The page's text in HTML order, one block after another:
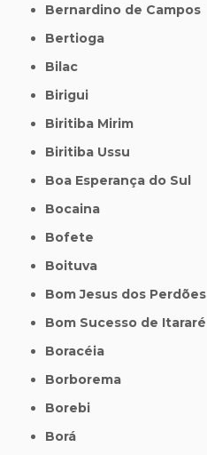
Bernardino de Campos
Bertioga
Bilac
Birigui
Biritiba Mirim
Biritiba Ussu
Boa Esperança do Sul
Bocaina
Bofete
Boituva
Bom Jesus dos Perdões
Bom Sucesso de Itararé
Boracéia
Borborema
Borebi
Borá